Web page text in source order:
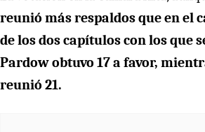
reunió más respaldos que en el
de los dos capítulos con los que
Pardow obtuvo 17 a favor,
reunió 21.